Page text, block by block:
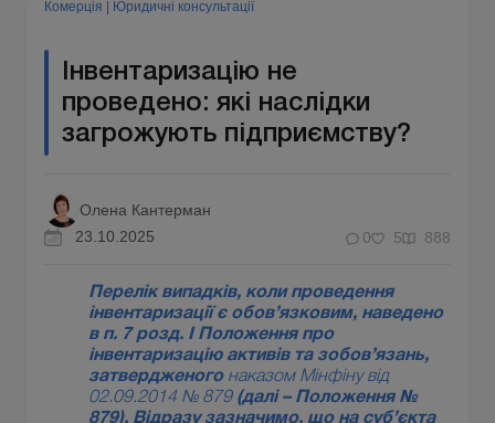
Комерція Юридичні консультації
Інвентаризацію не
проведено: які наслідки
загрожують підприємству?
Олена Кантерман
23.10.2025
0 5 888
Перелік випадків, коли проведення
інвентаризації є обов’язковим, наведено
в п. 7 розд. I Положення про
інвентаризацію активів та зобов’язань,
затвердженого наказом Мінфіну від
02.09.2014 № 879(далі – Положення №
879). Відразу зазначимо, що на суб’єкта